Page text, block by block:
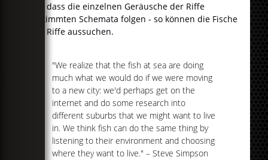
und dass die einzelnen Geräusche der Riffe
bestimmten Schemata folgen - so können die Fische
ihre Riffe aussuchen.
"We realize that the fish at sea are doing
much what we would do if we were moving
to a new city: we'd perhaps get on the
internet and do some research into
different suburbs that we might want to live
in. We think fish can do the same thing by
listening to their environment and choosing
where they want to live." – Steve Simpson